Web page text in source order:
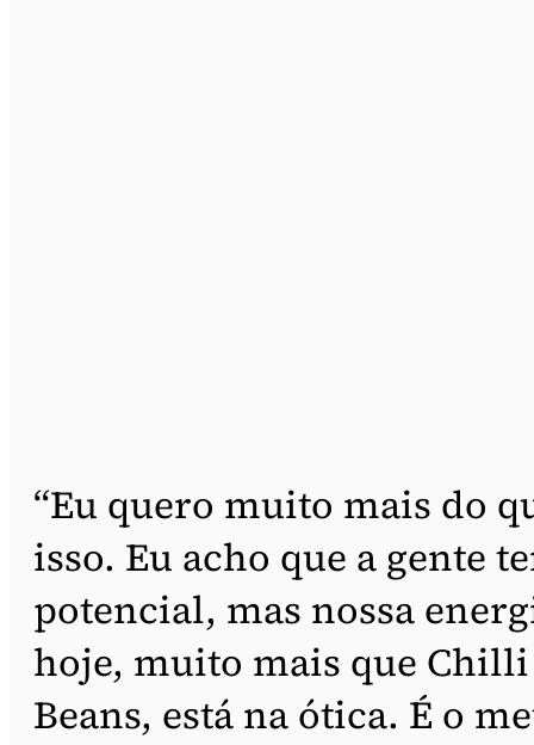
“Eu quero muito mais do
isso. Eu acho que a gente
potencial, mas nossa
hoje, muito mais que Chilli
Beans, está na ótica. É o